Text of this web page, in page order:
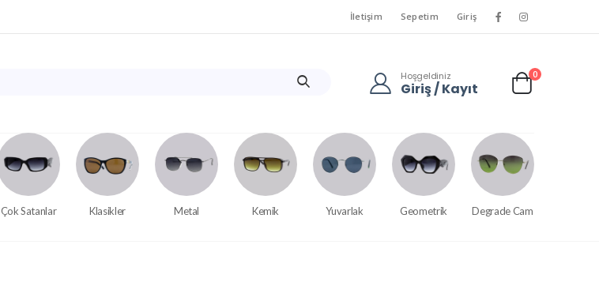
İletişim Sepetim Giriş
Hoşgeldiniz
Giriş / Kayıt
0
Çok Satanlar Klasikler Metal Kemik Yuvarlak Geometrik Degrade Cam